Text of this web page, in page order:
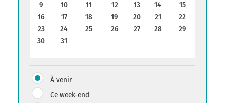
9
10 11 12 13 14
15
16
17 18 19 20 21
22
23
24 25 26 27 28
29
30
31
À venir
Ce week-end